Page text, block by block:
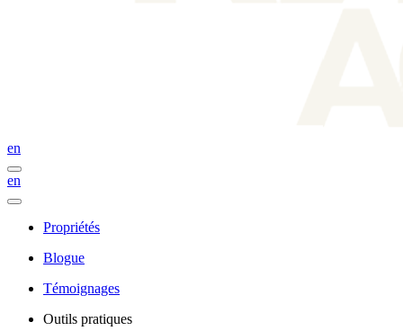
en
en
Propriétés
Blogue
Témoignages
Outils pratiques